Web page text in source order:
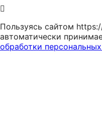
Пользуясь сайтом
автоматически
обработки